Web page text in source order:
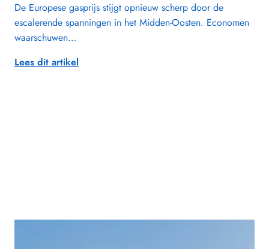
De Europese gasprijs stijgt opnieuw scherp door de
escalerende spanningen in het Midden-Oosten. Economen
waarschuwen…
Lees dit artikel